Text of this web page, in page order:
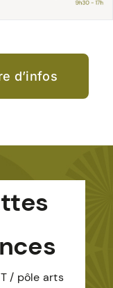
d’infos
/ pôle arts